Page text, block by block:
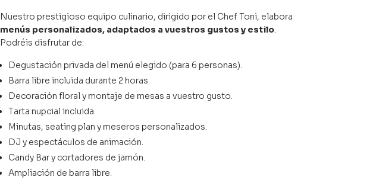
Nuestro prestigioso equipo culinario, dirigido por el Chef Toni, elabora
menús personalizados, adaptados a vuestros gustos y estilo.
Podréis disfrutar de:
Degustación privada del menú elegido (para 6 personas).
Barra libre incluida durante 2 horas.
Decoración floral y montaje de mesas a vuestro gusto.
Tarta nupcial incluida.
Minutas, seating plan y meseros personalizados.
DJ y espectáculos de animación.
Candy Bar y cortadores de jamón.
Ampliación de barra libre.